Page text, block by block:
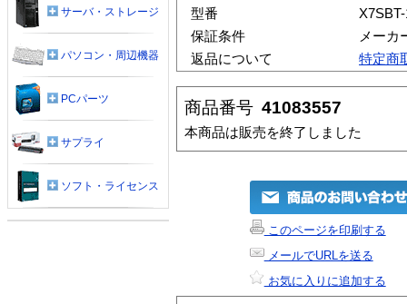
型番
保証条件
メーカ
返品について
特定商
商品番号 41083557
本商品は販売を終了しました
このページを印刷する
メールでURLを送る
お気に入りに追加する
サーバ・ストレージ
パソコン・周辺機器
PCパーツ
サプライ
ソフト・ライセンス